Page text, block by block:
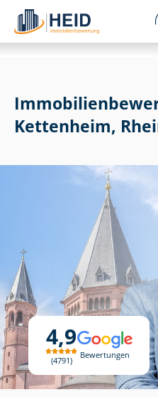
4,9
4791
Bewertungen
Kettenheim,